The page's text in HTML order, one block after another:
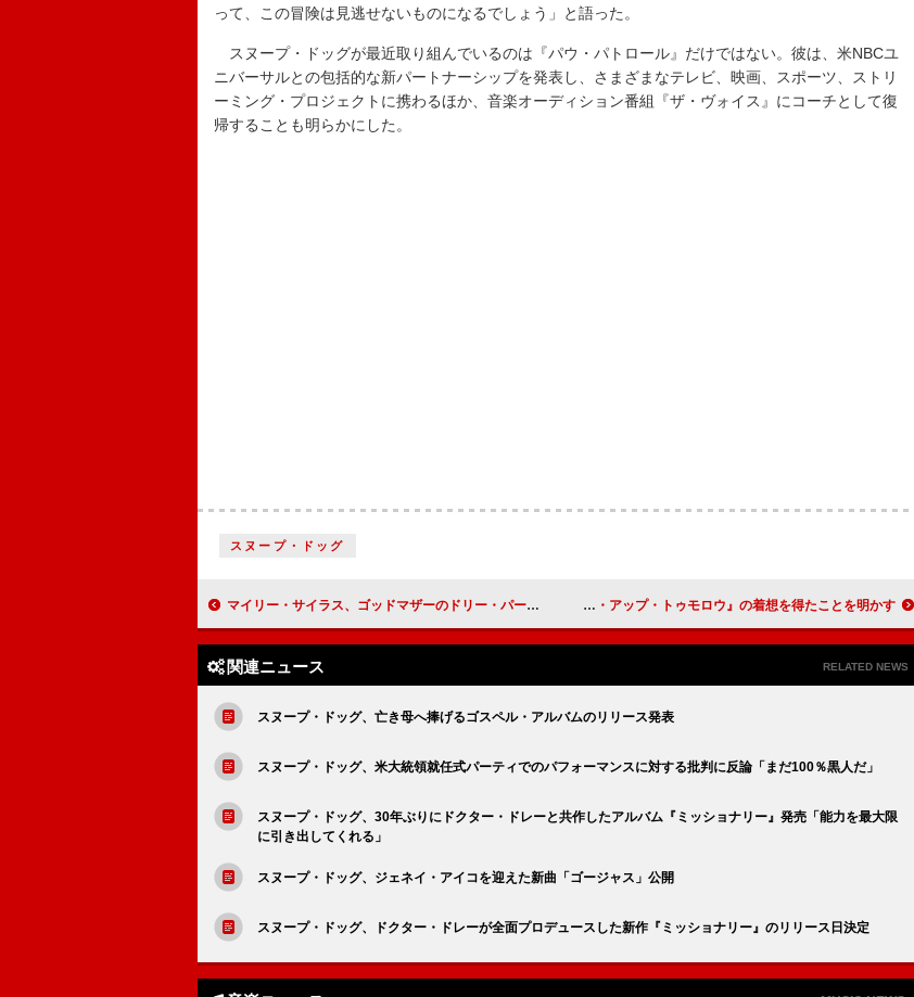
って、この冒険は見逃せないものになるでしょう」と語った。
スヌープ・ドッグが最近取り組んでいるのは『パウ・パトロール』だけではない。彼は、米NBCユ
ニバーサルとの包括的な新パートナーシップを発表し、さまざまなテレビ、映画、スポーツ、ストリ
ーミング・プロジェクトに携わるほか、音楽オーディション番組『ザ・ヴォイス』にコーチとして復
帰することも明らかにした。
スヌープ・ドッグ
マイリー・サイラス、ゴッドマザーのドリー・パートンからもらった最高のアドバイスとは？ ザ・ウィークエンド、睡眠麻痺の経験から映画『ハリー・アップ・トゥモロウ』の着想を得たことを明かす
関連ニュース RELATED NEWS
スヌープ・ドッグ、亡き母へ捧げるゴスペル・アルバムのリリース発表
スヌープ・ドッグ、米大統領就任式パーティでのパフォーマンスに対する批判に反論「まだ100％黒人だ」
スヌープ・ドッグ、30年ぶりにドクター・ドレーと共作したアルバム『ミッショナリー』発売「能力を最大限
に引き出してくれる」
スヌープ・ドッグ、ジェネイ・アイコを迎えた新曲「ゴージャス」公開
スヌープ・ドッグ、ドクター・ドレーが全面プロデュースした新作『ミッショナリー』のリリース日決定